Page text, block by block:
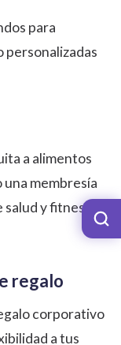
para
personalizadas
a alimentos
una membresía
salud y fitness
regalo
corporativo
a tus